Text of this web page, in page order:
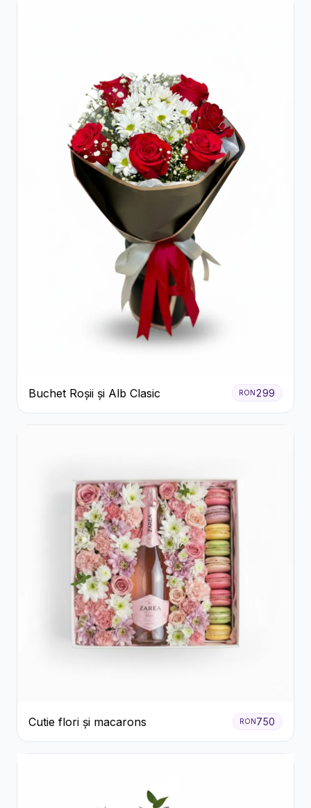
Buchet Roșii și Alb Clasic RON 299
Cutie flori și macarons RON 750